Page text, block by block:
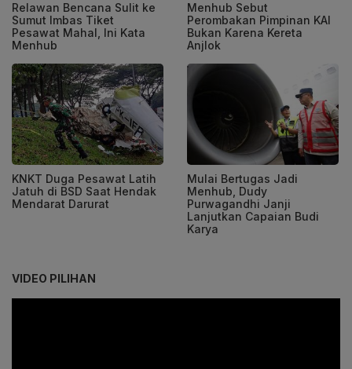
Relawan Bencana Sulit ke
Sumut Imbas Tiket
Pesawat Mahal, Ini Kata
Menhub
Menhub Sebut
Perombakan Pimpinan KAI
Bukan Karena Kereta
Anjlok
KNKT Duga Pesawat Latih
Jatuh di BSD Saat Hendak
Mendarat Darurat
Mulai Bertugas Jadi
Menhub, Dudy
Purwagandhi Janji
Lanjutkan Capaian Budi
Karya
VIDEO PILIHAN